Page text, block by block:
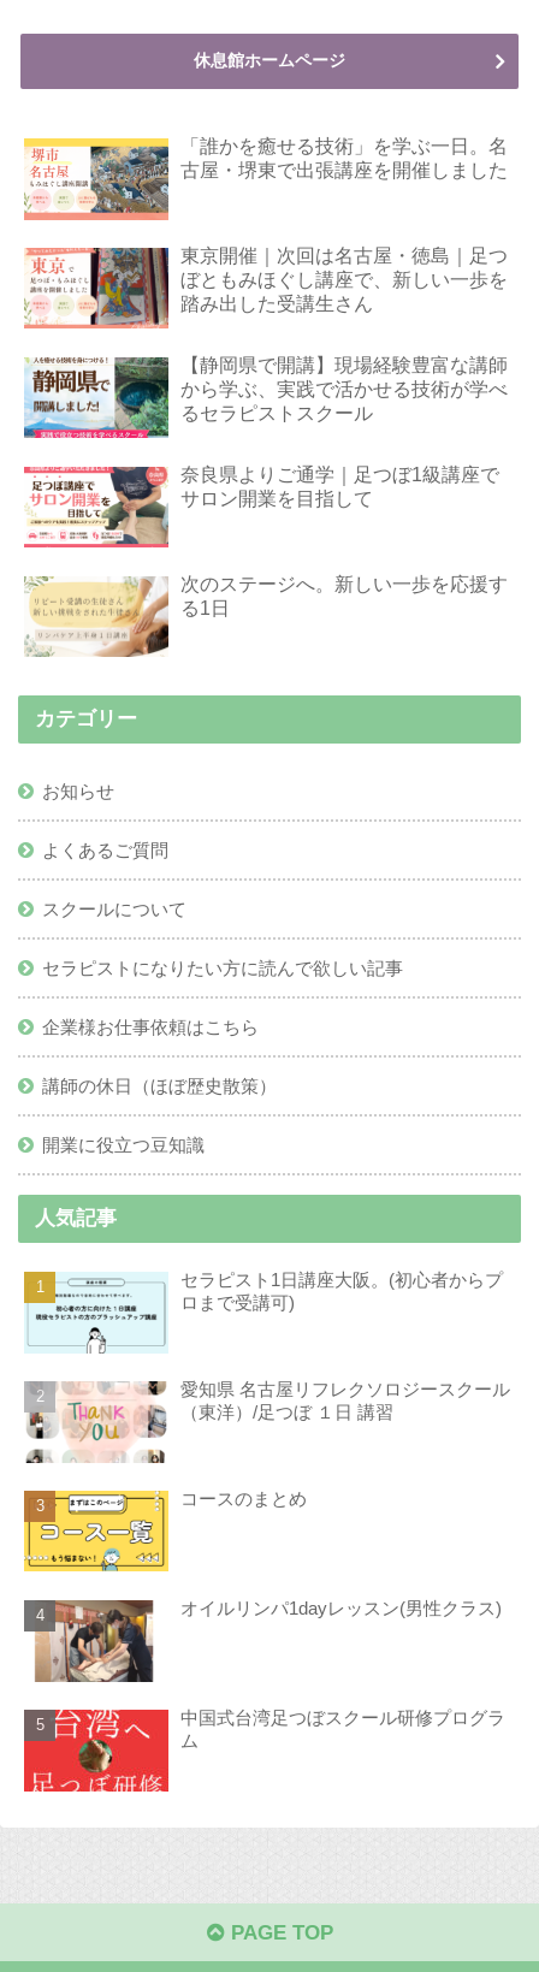
休息館ホームページ
「誰かを癒せる技術」を学ぶ一日。名
古屋・堺東で出張講座を開催しました
東京開催｜次回は名古屋・徳島｜足つ
ぼともみほぐし講座で、新しい一歩を
踏み出した受講生さん
【静岡県で開講】現場経験豊富な講師
から学ぶ、実践で活かせる技術が学べ
るセラピストスクール
奈良県よりご通学｜足つぼ1級講座で
サロン開業を目指して
次のステージへ。新しい一歩を応援す
る1日
カテゴリー
お知らせ
よくあるご質問
スクールについて
セラピストになりたい方に読んで欲しい記事
企業様お仕事依頼はこちら
講師の休日（ほぼ歴史散策）
開業に役立つ豆知識
人気記事
セラピスト1日講座大阪。(初心者からプ
ロまで受講可)
愛知県 名古屋リフレクソロジースクール
（東洋）/足つぼ １日 講習
コースのまとめ
オイルリンパ1dayレッスン(男性クラス)
中国式台湾足つぼスクール研修プログラ
ム
PAGE TOP